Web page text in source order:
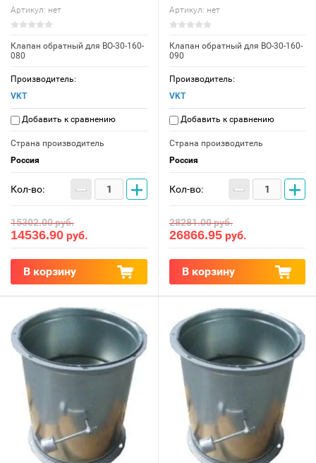
Артикул: нет
Клапан обратный для ВО-30-160-
080
Производитель:
VKT
Добавить к сравнению
Страна производитель
Россия
Кол-во: − +
15302.00руб.
14536.90 руб.
В корзину
Артикул: нет
Клапан обратный для ВО-30-160-
090
Производитель:
VKT
Добавить к сравнению
Страна производитель
Россия
Кол-во: − +
28281.00руб.
26866.95 руб.
В корзину